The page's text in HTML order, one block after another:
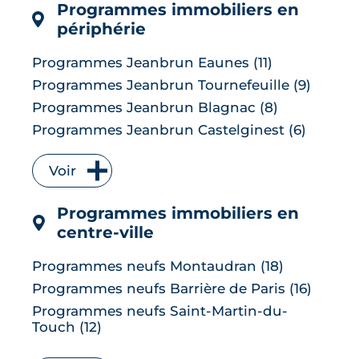
LIRE L'ARTICLE
Programmes immobiliers en
périphérie
Programmes Jeanbrun Eaunes (11)
Programmes Jeanbrun Tournefeuille (9)
Programmes Jeanbrun Blagnac (8)
Programmes Jeanbrun Castelginest (6)
Programmes Jeanbrun L'Union (6)
Programmes Jeanbrun Quint-
Fonsegrives (6)
Programmes Jeanbrun Bruguières (5)
Programmes Jeanbrun Saint-Orens-de-
Programmes Jeanbrun Auzeville-Tolosane
(4)
Programmes Jeanbrun Muret (4)
Programmes Jeanbrun Ramonville-Saint-
Voir
Programmes immobiliers en
centre-ville
Programmes neufs Montaudran (18)
Programmes neufs Barrière de Paris (16)
Programmes neufs Saint-Martin-du-
Touch (12)